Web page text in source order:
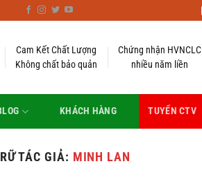
Cam Kết Chất Lượng
Không chất bảo quản
Chứng nhận HVNCLC
nhiều năm liền
KHÁCH HÀNG TUYỂN CTV
TÁC GIẢ: MINH LAN